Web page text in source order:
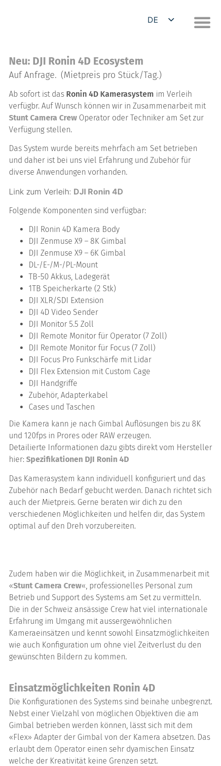
DE
Neu: DJI Ronin 4D Ecosystem
Auf Anfrage. (Mietpreis pro Stück/Tag.)
Ab sofort ist das Ronin 4D Kamerasystem im Verleih
verfügbr. Auf Wunsch können wir in Zusammenarbeit mit
Stunt Camera CrewOperator oder Techniker am Set zur
Verfügung stellen.
Das System wurde bereits mehrfach am Set betrieben
und daher ist bei uns viel Erfahrung und Zubehör für
diverse Anwendungen vorhanden.
Link zum Verleih: DJI Ronin 4D
Folgende Komponenten sind verfügbar:
DJI Ronin 4D Kamera Body
DJI Zenmuse X9 – 8K Gimbal
DJI Zenmuse X9 – 6K Gimbal
DL-/E-/M-/PL-Mount
TB-50 Akkus, Ladegerät
1TB Speicherkarte (2 Stk)
DJI XLR/SDI Extension
DJI 4D Video Sender
DJI Monitor 5.5 Zoll
DJI Remote Monitor für Operator (7 Zoll)
DJI Remote Monitor für Focus (7 Zoll)
DJI Focus Pro Funkschärfe mit Lidar
DJI Flex Extension mit Custom Cage
DJI Handgriffe
Zubehör, Adapterkabel
Cases und Taschen
Die Kamera kann je nach Gimbal Auflösungen bis zu 8K
und 120fps in Prores oder RAW erzeugen.
Detailierte Informationen dazu gibts direkt vom Hersteller
hier: Spezifikationen DJI Ronin 4D
Das Kamerasystem kann individuell konfiguriert und das
Zubehör nach Bedarf gebucht werden. Danach richtet sich
auch der Mietpreis. Gerne beraten wir dich zu den
verschiedenen Möglichkeiten und helfen dir, das System
optimal auf den Dreh vorzubereiten.
Zudem haben wir die Möglichkeit, in Zusammenarbeit mit
«Stunt Camera Crew«, professionelles Personal zum
Betrieb und Support des Systems am Set zu vermitteln.
Die in der Schweiz ansässige Crew hat viel internationale
Erfahrung im Umgang mit aussergewöhnlichen
Kameraeinsätzen und kennt sowohl Einsatzmöglichkeiten
wie auch Konfiguration um ohne viel Zeitverlust du den
gewünschten Bildern zu kommen.
Einsatzmöglichkeiten Ronin 4D
Die Konfigurationen des Systems sind beinahe unbegrenzt.
Nebst einer Vielzahl von möglichen Objektiven die am
Gimbal betrieben werden können, lässt sich mit dem
«Flex» Adapter der Gimbal von der Kamera absetzen. Das
erlaubt dem Operator einen sehr dyamischen Einsatz
welche der Kreativität keine Grenzen setzt.